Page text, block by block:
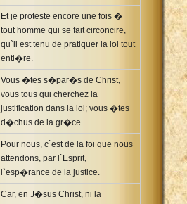
Et je proteste encore une fois �
tout homme qui se fait circoncire,
qu`il est tenu de pratiquer la loi tout
enti�re.
Vous �tes s�par�s de Christ,
vous tous qui cherchez la
justification dans la loi; vous �tes
d�chus de la gr�ce.
Pour nous, c`est de la foi que nous
attendons, par l`Esprit,
l`esp�rance de la justice.
Car, en J�sus Christ, ni la